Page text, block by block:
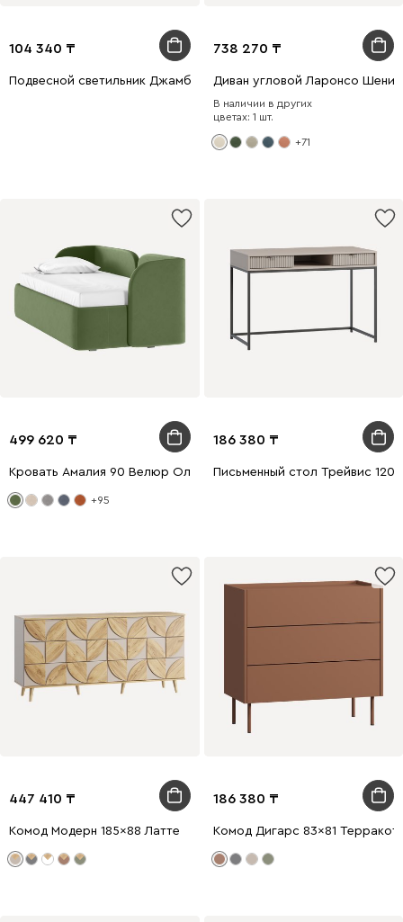
104 340
Подвесной светильник Джамби Натуральный
738 270
Диван угловой Ларонсо
В наличии в других
цветах: 1 шт.
+71
499 620
Кровать Амалия 90 Велюр Оливковый
+95
186 380
Письменный стол Трейвис
447 410
Комод Модерн 185x88 Латте
186 380
Комод Дигарс 83x81